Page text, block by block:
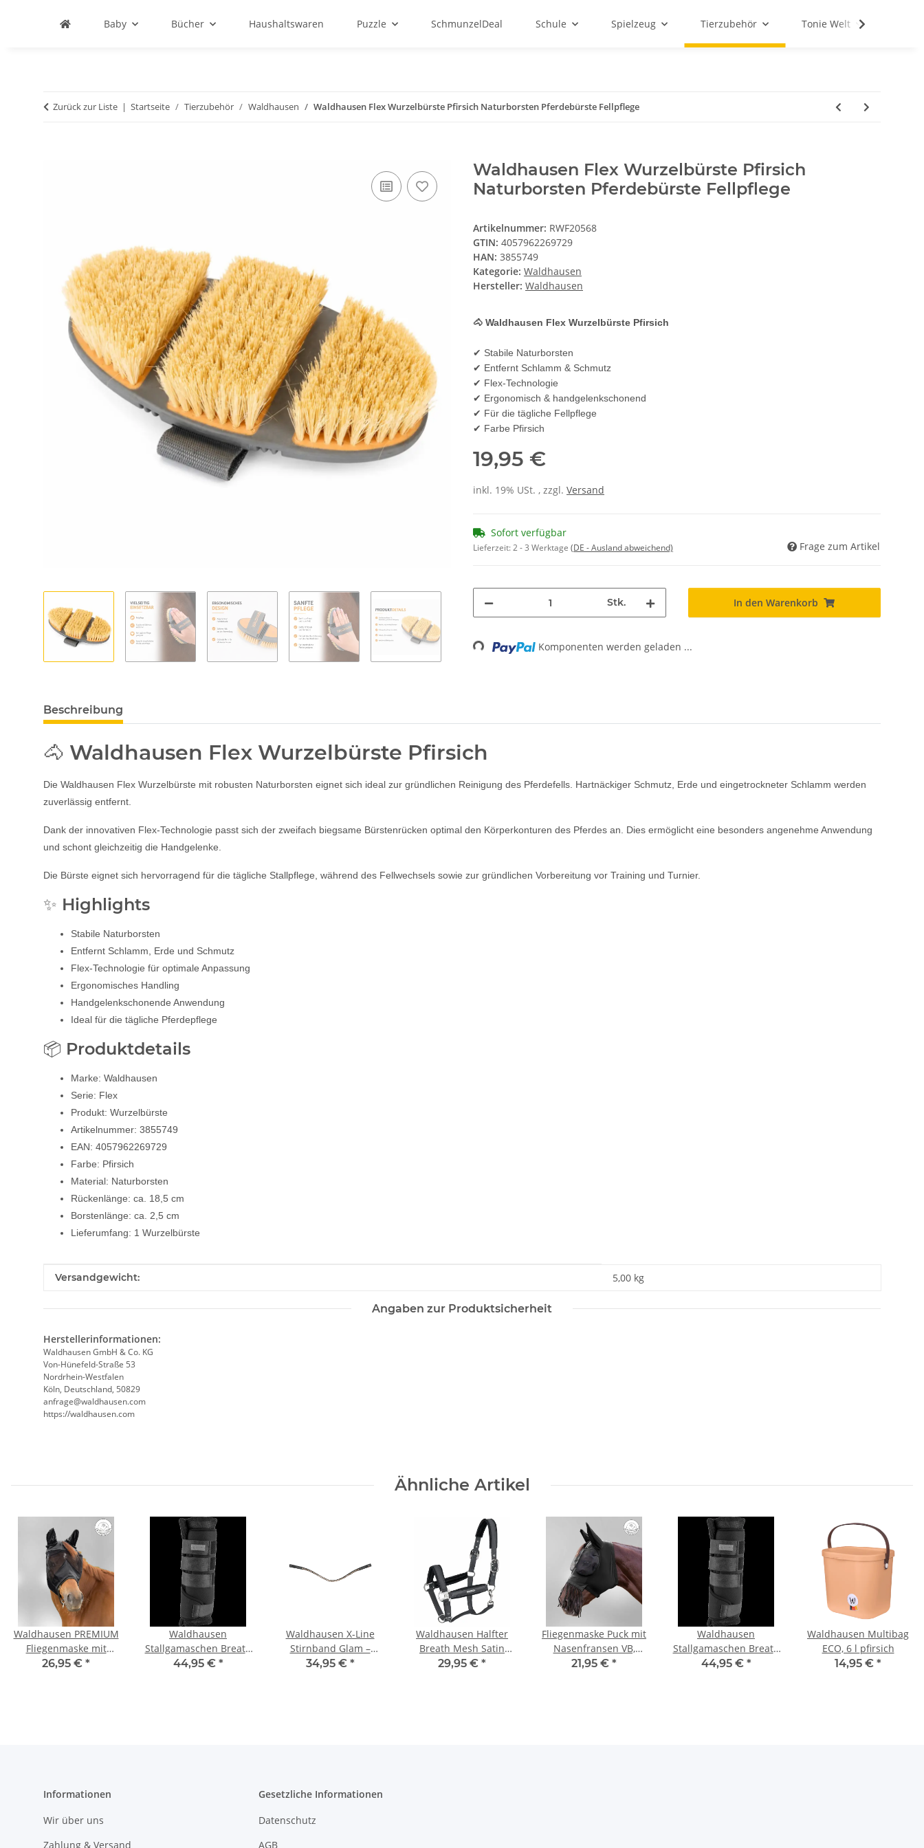
Baby Bücher Haushaltswaren Puzzle SchmunzelDeal Schule Spielzeug Tierzubehör Tonie Welt
Zurück zur Liste Startseite Tierzubehör Waldhausen Waldhausen Flex Wurzelbürste Pfirsich Naturborsten Pferdebürste Fellpflege
Waldhausen Flex Wurzelbürste Pfirsich
Naturborsten Pferdebürste Fellpflege
Artikelnummer: RWF20568
GTIN: 4057962269729
HAN: 3855749
Kategorie: Waldhausen
Hersteller: Waldhausen
🐴 Waldhausen Flex Wurzelbürste Pfirsich
✔ Stabile Naturborsten
✔ Entfernt Schlamm & Schmutz
✔ Flex-Technologie
✔ Ergonomisch & handgelenkschonend
✔ Für die tägliche Fellpflege
✔ Farbe Pfirsich
19,95 €
inkl. 19% USt. , zzgl. Versand
Sofort verfügbar
Lieferzeit:2 - 3 Werktage (DE - Ausland abweichend) Frage zum Artikel
Stk. In den Warenkorb
Loading... Komponenten werden geladen ...
Beschreibung
🐴 Waldhausen Flex Wurzelbürste Pfirsich
Die Waldhausen Flex Wurzelbürste mit robusten Naturborsten eignet sich ideal zur gründlichen Reinigung des Pferdefells. Hartnäckiger Schmutz, Erde und eingetrockneter Schlamm werden
zuverlässig entfernt.
Dank der innovativen Flex-Technologie passt sich der zweifach biegsame Bürstenrücken optimal den Körperkonturen des Pferdes an. Dies ermöglicht eine besonders angenehme Anwendung
und schont gleichzeitig die Handgelenke.
Die Bürste eignet sich hervorragend für die tägliche Stallpflege, während des Fellwechsels sowie zur gründlichen Vorbereitung vor Training und Turnier.
✨ Highlights
Stabile Naturborsten
Entfernt Schlamm, Erde und Schmutz
Flex-Technologie für optimale Anpassung
Ergonomisches Handling
Handgelenkschonende Anwendung
Ideal für die tägliche Pferdepflege
📦 Produktdetails
Marke: Waldhausen
Serie: Flex
Produkt: Wurzelbürste
Artikelnummer: 3855749
EAN: 4057962269729
Farbe: Pfirsich
Material: Naturborsten
Rückenlänge: ca. 18,5 cm
Borstenlänge: ca. 2,5 cm
Lieferumfang: 1 Wurzelbürste
Produkteigenschaft
Wert
Versandgewicht: 5,00 kg
Angaben zur Produktsicherheit
Herstellerinformationen:
Waldhausen GmbH & Co. KG
Von-Hünefeld-Straße 53
Nordrhein-Westfalen
Köln, Deutschland, 50829
anfrage@waldhausen.com
https://waldhausen.com
Ähnliche Artikel
Waldhausen PREMIUM
Fliegenmaske mit
Ohrenschutz Schwarz
26,95 € *
Waldhausen
Stallgamaschen Breath
schwarz M
44,95 € *
Waldhausen X-Line
Stirnband Glam –
schwarz/pfirsich (WB)
34,95 € *
Waldhausen Halfter
Breath Mesh Satin
verstellbar
29,95 € *
Fliegenmaske Puck mit
Nasenfransen VB,
schwarz
21,95 € *
Waldhausen
Stallgamaschen Breath
schwarz L atmungsaktiv
44,95 € *
Waldhausen Multibag
ECO, 6 l pfirsich
14,95 € *
Informationen
Wir über uns
Zahlung & Versand
Gesetzliche Informationen
Datenschutz
AGB